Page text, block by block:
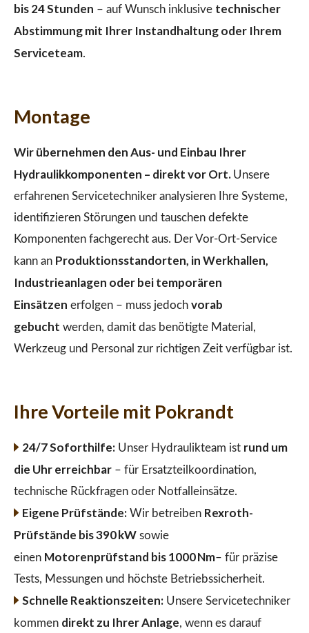
bis 24 Stunden – auf Wunsch inklusive technischer
Abstimmung mit Ihrer Instandhaltung oder Ihrem
Serviceteam.
Montage
Wir übernehmen den Aus- und Einbau Ihrer
Hydraulikkomponenten – direkt vor Ort. Unsere
erfahrenen Servicetechniker analysieren Ihre Systeme,
identifizieren Störungen und tauschen defekte
Komponenten fachgerecht aus. Der Vor-Ort-Service
kann an Produktionsstandorten, in Werkhallen,
Industrieanlagen oder bei temporären
Einsätzen erfolgen – muss jedoch vorab
gebucht werden, damit das benötigte Material,
Werkzeug und Personal zur richtigen Zeit verfügbar ist.
Ihre Vorteile mit Pokrandt
24/7 Soforthilfe:Unser Hydraulikteam ist rund um
die Uhr erreichbar – für Ersatzteilkoordination,
technische Rückfragen oder Notfalleinsätze.
Eigene Prüfstände:Wir betreiben Rexroth-
Prüfstände bis 390 kW sowie
einen Motorenprüfstand bis 1000 Nm– für präzise
Tests, Messungen und höchste Betriebssicherheit.
Schnelle Reaktionszeiten:Unsere Servicetechniker
kommen direkt zu Ihrer Anlage, wenn es darauf